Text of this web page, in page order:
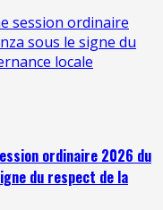
session ordinaire
sous le signe du
locale
ordinaire 2026 du
du respect de la